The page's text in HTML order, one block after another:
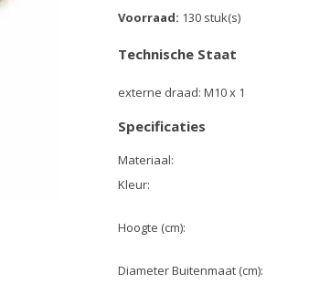
Voorraad: 130 stuk(s)
Technische Staat
externe draad: M10 x 1
Specificaties
Materiaal:
Kleur:
Hoogte (cm):
Diameter Buitenmaat (cm):